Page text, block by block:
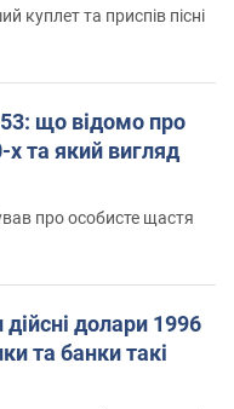
та приспів пісні
що відомо про
х та який вигляд
про особисте щастя
долари 1996
та банки такі